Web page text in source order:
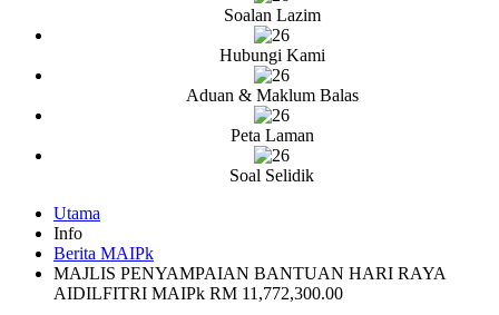
Soalan Lazim
Hubungi Kami
Aduan & Maklum Balas
Peta Laman
Soal Selidik
Utama
Info
Berita MAIPk
MAJLIS PENYAMPAIAN BANTUAN HARI RAYA
AIDILFITRI MAIPk RM 11,772,300.00